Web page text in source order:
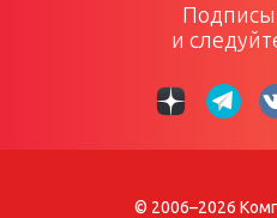
и
© 2006–2026